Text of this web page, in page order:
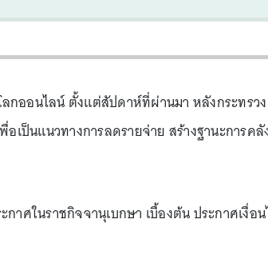
ลกออนไลน์ ตั้งแต่สัปดาห์ที่ผ่านมา หลังกระทรวง
อเป็นแนวทางการลดรายจ่าย สร้างฐานะการคลั
ศในราชกิจจานุเบกษา เบื้องต้น ประกาศเงื่อ